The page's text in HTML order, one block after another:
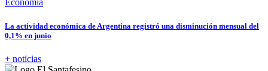
Economía
La actividad económica de Argentina registró una disminución mensual del
0,1% en junio
+ noticias